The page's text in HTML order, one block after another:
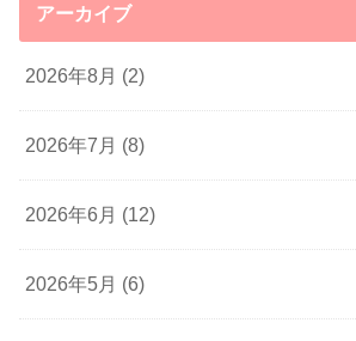
アーカイブ
2026年8月 (2)
2026年7月 (8)
2026年6月 (12)
2026年5月 (6)